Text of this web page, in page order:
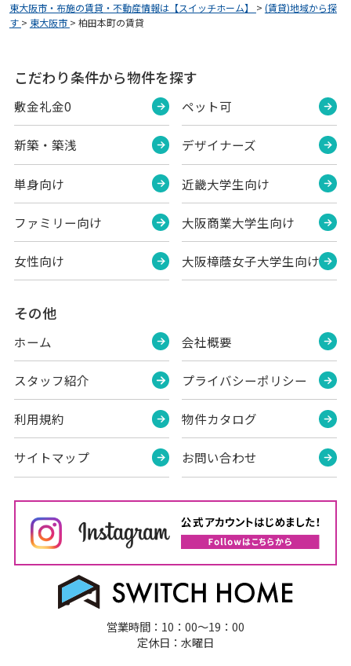
東大阪市・布施の賃貸・不動産情報は【スイッチホーム】 > (賃貸)地域から探
す > 東大阪市 > 柏田本町の賃貸
こだわり条件から物件を探す
敷金礼金0
新築・築浅
単身向け
ファミリー向け
女性向け
ペット可
デザイナーズ
近畿大学生向け
大阪商業大学生向け
大阪樟蔭女子大学生向け
その他
ホーム
スタッフ紹介
利用規約
サイトマップ
会社概要
プライバシーポリシー
物件カタログ
お問い合わせ
営業時間：10：00～19：00
定休日：水曜日